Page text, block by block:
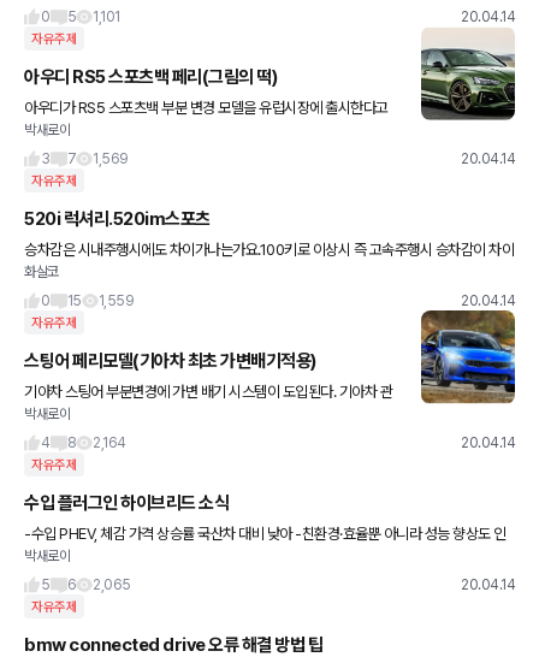
다는데 여기서 매출을
0
5 1,101 20.04.14
자유주제
아우디 RS5 스포츠백 페리(그림의 떡)
아우디가 RS5 스포츠백 부분 변경 모델을 유럽시장에 출시한다고
발표했다. A5스포츠백을 베이스로 아우디의 고성능 디비전 자회사
인 아우디스포츠가 개발한 고성능 모델이라고 밝혔다. 앞 얼굴은 R
S
박새로이
3
7 1,569 20.04.14
자유주제
520i 럭셔리.520im스포츠
승차감은 시내주행시에도 차이가나는가요.100키로 이상시 즉 고속주행시 승차감이 차이
가 나는지요.아무래도 좀 딱딱할거같아서요.
화살코
0
15 1,559 20.04.14
자유주제
스팅어 페리모델(기아차 최초 가변배기적용)
기아차 스팅어 부분변경에 가변 배기 시스템이 도입된다. 기아차 관
계자에 따르면 스팅어 부분변경에는 가변 배기시스템을 비롯해 스마
트스트림 2.5리터 및 3.5리터 가솔린 터보엔진이 적용된다. 실내에
는
박새로이
4
8 2,164 20.04.14
자유주제
수입 플러그인 하이브리드 소식
-수입 PHEV, 체감 가격 상승률 국산차 대비 낮아 -친환경·효율뿐 아니라 성능 향상도 인
기 요인 국내 플러그인하이브리드(PHEV) 판매의 90\% 이상을 수입차가 차지하고 있
다. 올 1분기 P
박새로이
5
6 2,065 20.04.14
자유주제
bmw connected drive 오류 해결 방법 팁